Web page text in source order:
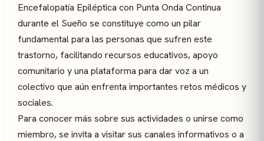
Encefalopatía Epiléptica con Punta Onda Continua
durante el Sueño se constituye como un pilar
fundamental para las personas que sufren este
trastorno, facilitando recursos educativos, apoyo
comunitario y una plataforma para dar voz a un
colectivo que aún enfrenta importantes retos médicos y
sociales.
Para conocer más sobre sus actividades o unirse como
miembro, se invita a visitar sus canales informativos o a